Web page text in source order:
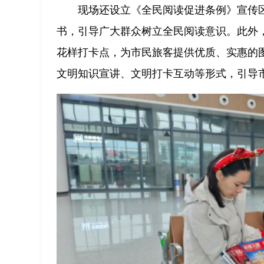
现场还设立《全民阅读促进条例》宣传
书，引导广大群众树立全民阅读意识。此外
花样打卡点，为市民旅客提供优质、实惠的
文明知识宣讲、文明打卡互动等形式，引